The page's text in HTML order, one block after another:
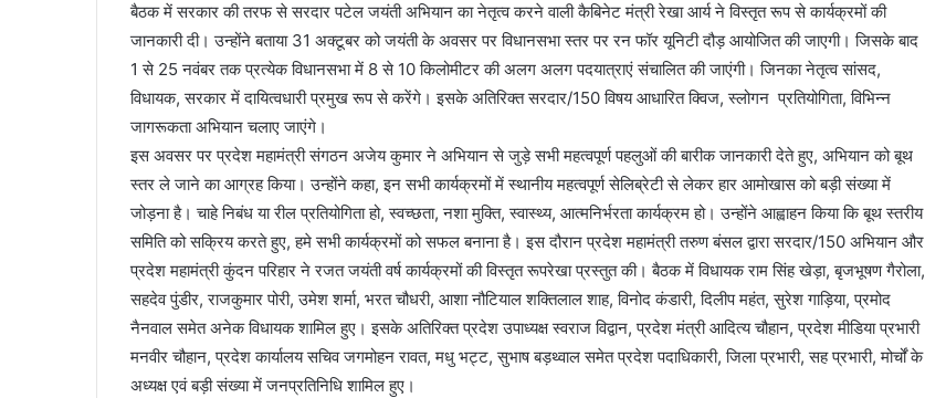
बैठक में सरकार की तरफ से सरदार पटेल जयंती अभियान का नेतृत्व करने वाली कैबिनेट मंत्री रेखा आर्य ने विस्तृत रूप से कार्यक्रमों की
जानकारी दी। उन्होंने बताया 31 अक्टूबर को जयंती के अवसर पर विधानसभा स्तर पर रन फॉर यूनिटी दौड़ आयोजित की जाएगी। जिसके बाद
1 से 25 नवंबर तक प्रत्येक विधानसभा में 8 से 10 किलोमीटर की अलग अलग पदयात्राएं संचालित की जाएंगी। जिनका नेतृत्व सांसद,
विधायक, सरकार में दायित्वधारी प्रमुख रूप से करेंगे। इसके अतिरिक्त सरदार/150 विषय आधारित क्विज, स्लोगन प्रतियोगिता, विभिन्न
जागरूकता अभियान चलाए जाएंगे।
इस अवसर पर प्रदेश महामंत्री संगठन अजेय कुमार ने अभियान से जुड़े सभी महत्वपूर्ण पहलुओं की बारीक जानकारी देते हुए, अभियान को बूथ
स्तर ले जाने का आग्रह किया। उन्होंने कहा, इन सभी कार्यक्रमों में स्थानीय महत्वपूर्ण सेलिब्रेटी से लेकर हार आमोखास को बड़ी संख्या में
जोड़ना है। चाहे निबंध या रील प्रतियोगिता हो, स्वच्छता, नशा मुक्ति, स्वास्थ्य, आत्मनिर्भरता कार्यक्रम हो। उन्होंने आह्वाहन किया कि बूथ स्तरीय
समिति को सक्रिय करते हुए, हमे सभी कार्यक्रमों को सफल बनाना है। इस दौरान प्रदेश महामंत्री तरुण बंसल द्वारा सरदार/150 अभियान और
प्रदेश महामंत्री कुंदन परिहार ने रजत जयंती वर्ष कार्यक्रमों की विस्तृत रूपरेखा प्रस्तुत की। बैठक में विधायक राम सिंह खेड़ा, बृजभूषण गैरोला,
सहदेव पुंडीर, राजकुमार पोरी, उमेश शर्मा, भरत चौधरी, आशा नौटियाल शक्तिलाल शाह, विनोद कंडारी, दिलीप महंत, सुरेश गाड़िया, प्रमोद
नैनवाल समेत अनेक विधायक शामिल हुए। इसके अतिरिक्त प्रदेश उपाध्यक्ष स्वराज विद्वान, प्रदेश मंत्री आदित्य चौहान, प्रदेश मीडिया प्रभारी
मनवीर चौहान, प्रदेश कार्यालय सचिव जगमोहन रावत, मधु भट्ट, सुभाष बड़थ्वाल समेत प्रदेश पदाधिकारी, जिला प्रभारी, सह प्रभारी, मोर्चों के
अध्यक्ष एवं बड़ी संख्या में जनप्रतिनिधि शामिल हुए।